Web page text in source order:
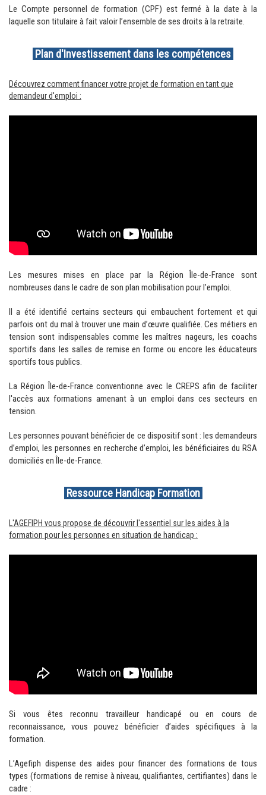
Le Compte personnel de formation (CPF) est fermé à la date à la
laquelle son titulaire à fait valoir l’ensemble de ses droits à la retraite.
Plan d'Investissement dans les compétences
Découvrez comment financer votre projet de formation en tant que
demandeur d'emploi :
Les mesures mises en place par la Région Île-de-France sont
nombreuses dans le cadre de son plan mobilisation pour l’emploi.
Il a été identifié certains secteurs qui embauchent fortement et qui
parfois ont du mal à trouver une main d’œuvre qualifiée. Ces métiers en
tension sont indispensables comme les maîtres nageurs, les coachs
sportifs dans les salles de remise en forme ou encore les éducateurs
sportifs tous publics.
La Région Île-de-France conventionne avec le CREPS afin de faciliter
l'accès aux formations amenant à un emploi dans ces secteurs en
tension.
Les personnes pouvant bénéficier de ce dispositif sont : les demandeurs
d’emploi, les personnes en recherche d’emploi, les bénéficiaires du RSA
domiciliés en Île-de-France.
Ressource Handicap Formation
L'AGEFIPH vous propose de découvrir l'essentiel sur les aides à la
formation pour les personnes en situation de handicap :
Si vous êtes reconnu travailleur handicapé ou en cours de
reconnaissance, vous pouvez bénéficier d’aides spécifiques à la
formation.
L’Agefiph dispense des aides pour financer des formations de tous
types (formations de remise à niveau, qualifiantes, certifiantes) dans le
cadre :